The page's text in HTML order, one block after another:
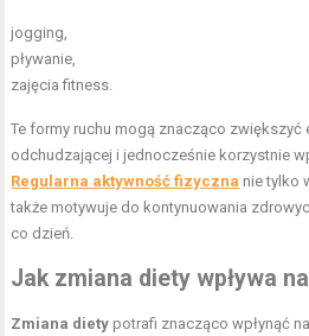
jogging,
pływanie,
zajęcia fitness.
Te formy ruchu mogą znacząco
odchudzającej i jednocześnie korzystnie
Regularna aktywność fizyczna nie tylko
także motywuje do kontynuowania
co dzień.
Jak zmiana diety wpływa
Zmiana diety potrafi znacząco wpłynąć